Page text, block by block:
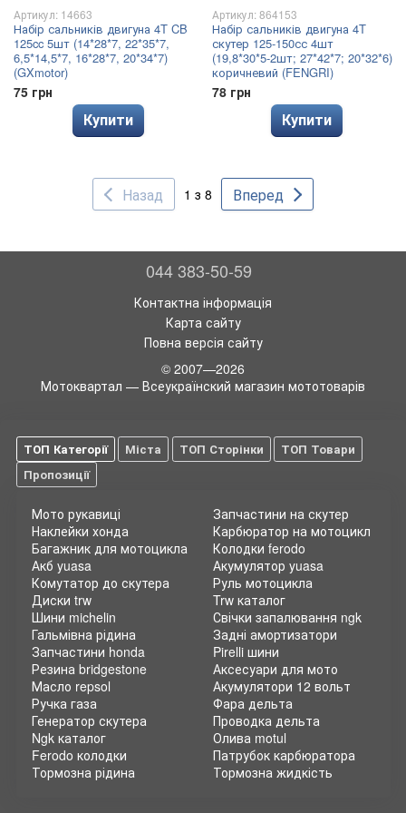
Артикул: 14663
Набір сальників двигуна 4T CB
125cc 5шт (14*28*7, 22*35*7,
6,5*14,5*7, 16*28*7, 20*34*7)
(GXmotor)
75 грн
Купити
Артикул: 864153
Набір сальників двигуна 4T
скутер 125-150сс 4шт
(19,8*30*5-2шт; 27*42*7; 20*32*6)
коричневий (FENGRI)
78 грн
Купити
Назад 1 з 8 Вперед
044 383-50-59
Контактна інформація
Карта сайту
Повна версія сайту
© 2007—2026
Мотоквартал — Всеукраїнский магазин мототоварів
ТОП Категорії Міста ТОП Сторінки
ТОП Товари
Пропозиції
Мото рукавиці
Наклейки хонда
Багажник для мотоцикла
Акб yuasa
Комутатор до скутера
Диски trw
Шини michelin
Гальмівна рідина
Запчастини на скутер
Карбюратор на мотоцикл
Колодки ferodo
Акумулятор yuasa
Руль мотоцикла
Trw каталог
Свічки запалювання ngk
Задні амортизатори
Запчастини honda
Резина bridgestone
Масло repsol
Ручка газа
Генератор скутера
Ngk каталог
Ferodo колодки
Тормозна рідина
Pirelli шини
Аксесуари для мото
Акумулятори 12 вольт
Фара дельта
Проводка дельта
Олива motul
Патрубок карбюратора
Тормозна жидкість